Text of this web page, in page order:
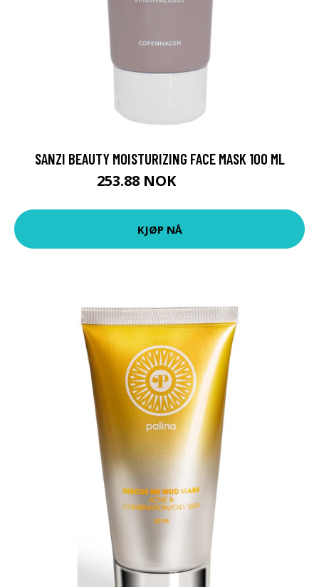
SANZI BEAUTY MOISTURIZING FACE MASK 100 ML
253.88 NOK
KJØP NÅ